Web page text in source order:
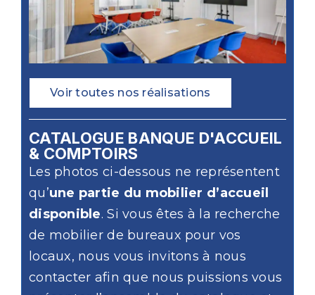
Voir toutes nos réalisations
CATALOGUE BANQUE D'ACCUEIL
& COMPTOIRS
Les photos ci-dessous ne représentent
qu’une partie du mobilier d’accueil
disponible. Si vous êtes à la recherche
de mobilier de bureaux pour vos
locaux, nous vous invitons à nous
contacter afin que nous puissions vous